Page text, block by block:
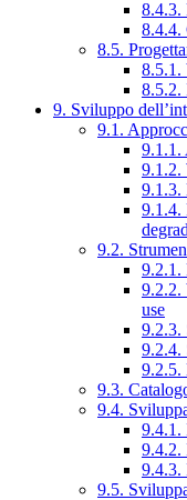
8.4.3.
8.4.4.
8.5.
8.5.1.
8.5.2.
9. Sviluppo
9.1.
9.1.1.
9.1.2.
9.1.3.
9.1.4.
9.2.
9.2.1.
9.2.2.
use
9.2.3.
9.2.4.
9.2.5.
9.3.
9.4.
9.4.1.
9.4.2.
9.4.3.
9.5.